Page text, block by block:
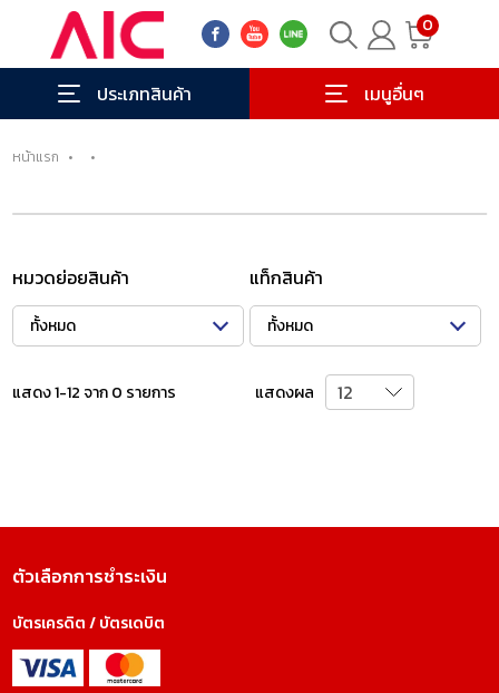
0
ประเภทสินค้า เมนูอื่นๆ
หน้าแรก • •
หมวดย่อยสินค้า
ทั้งหมด
แท็กสินค้า
ทั้งหมด
แสดง 1-12 จาก 0 รายการ แสดงผล
ตัวเลือกการชำระเงิน
บัตรเครดิต / บัตรเดบิต